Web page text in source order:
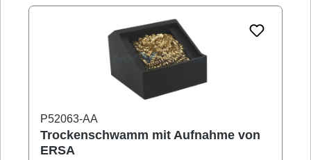
P52063-AA
Trockenschwamm mit Aufnahme von
ERSA